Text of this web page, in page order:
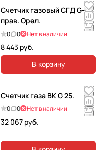
Счетчик газовый СГД G-6
прав. Орел.
0 0 Нет в наличии
8 443 руб.
В корзину
Счетчик газа ВК G 25.
0 0 Нет в наличии
32 067 руб.